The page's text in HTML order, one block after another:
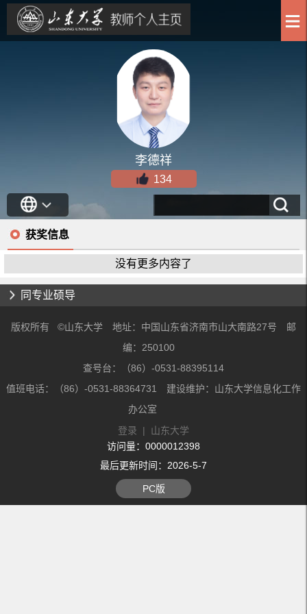
李德祥
134
获奖信息
没有更多内容了
同专业硕导
版权所有 ©山东大学 地址：中国山东省济南市山大南路27号 邮
编：250100
查号台：（86）-0531-88395114
值班电话：（86）-0531-88364731 建设维护：山东大学信息化工作
办公室
登录 | 山东大学
访问量： 0000012398
最后更新时间： 2026-5-7
PC版